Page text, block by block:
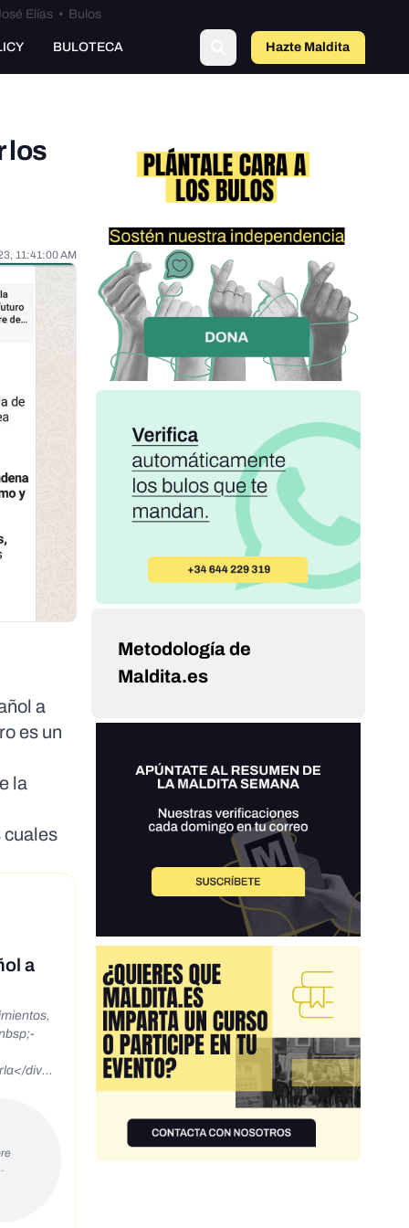
Elías• Bulos
BULOTECA Hazte Maldito
los
11:41:00 AM
a
es un
la
cuales
a
div>
y-el-
Metodología de
Maldita.es